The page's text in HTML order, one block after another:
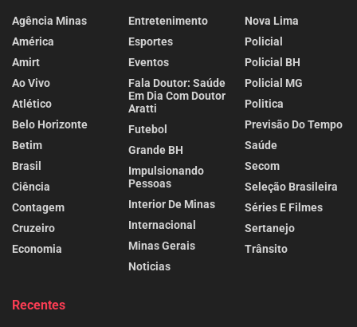
Agência Minas
América
Amirt
Ao Vivo
Atlético
Belo Horizonte
Betim
Brasil
Ciência
Contagem
Cruzeiro
Economia
Entretenimento
Esportes
Eventos
Fala Doutor: Saúde
Em Dia Com Doutor
Aratti
Futebol
Grande BH
Impulsionando
Pessoas
Interior De Minas
Internacional
Minas Gerais
Noticias
Nova Lima
Policial
Policial BH
Policial MG
Politica
Previsão Do Tempo
Saúde
Secom
Seleção Brasileira
Séries E Filmes
Sertanejo
Trânsito
Recentes